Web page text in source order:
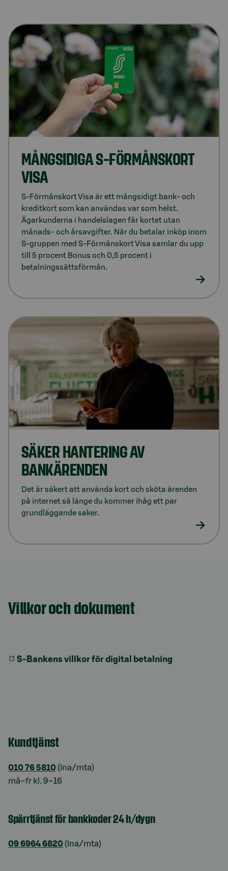
MÅNGSIDIGA S-FÖRMÅNSKORT
VISA
S-Förmånskort Visa är ett mångsidigt bank- och
kreditkort som kan användas var som helst.
Ägarkunderna i handelslagen får kortet utan
månads- och årsavgifter. När du betalar inköp inom
S‑gruppen med S‑Förmånskort Visa samlar du upp
till 5 procent Bonus och 0,5 procent i
betalningssättsförmån.
SÄKER HANTERING AV
BANKÄRENDEN
Det är säkert att använda kort och sköta ärenden
på internet så länge du kommer ihåg ett par
grundläggande saker.
Villkor och dokument
S-Bankens villkor för digital betalning
Kundtjänst
010 76 5810 (lna/mta)
må–fr kl. 9–16
Spärrtjänst för bankkoder 24 h/dygn
09 6964 6820 (lna/mta)